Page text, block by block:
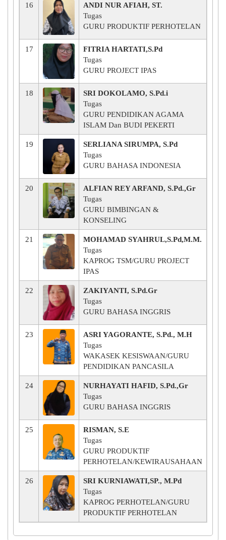
40203620
Kecamatan PALU UTARA, Kabupaten KOTA PALU
Provinsi SULAWESI TENGAH
Kecamatan PALU UTARA, Kabupaten KOTA PALU
Provinsi SULAWESI TENGAH
16
ANDI NUR AFIAH, ST.
Tugas
GURU PRODUKTIF PERHOTELAN
17
FITRIA HARTATI,S.Pd
Tugas
GURU PROJECT IPAS
18
SRI DOKOLAMO, S.Pd.i
Tugas
GURU PENDIDIKAN AGAMA
ISLAM Dan BUDI PEKERTI
19
SERLIANA SIRUMPA, S.Pd
Tugas
GURU BAHASA INDONESIA
20
ALFIAN REY ARFAND, S.Pd.,Gr
Tugas
GURU BIMBINGAN &
KONSELING
21
MOHAMAD SYAHRUL,S.Pd,M.M.
Tugas
KAPROG TSM/GURU PROJECT
IPAS
22
ZAKIYANTI, S.Pd.Gr
Tugas
GURU BAHASA INGGRIS
23
ASRI YAGORANTE, S.Pd., M.H
Tugas
WAKASEK KESISWAAN/GURU
PENDIDIKAN PANCASILA
24
NURHAYATI HAFID, S.Pd.,Gr
Tugas
GURU BAHASA INGGRIS
25
RISMAN, S.E
Tugas
GURU PRODUKTIF
PERHOTELAN/KEWIRAUSAHAAN
26
SRI KURNIAWATI,SP., M.Pd
Tugas
KAPROG PERHOTELAN/GURU
PRODUKTIF PERHOTELAN